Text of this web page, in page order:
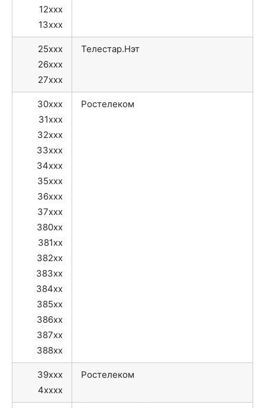
12xxx
13xxx
25xxx
26xxx
27xxx
Телестар.Нэт
30xxx
31xxx
32xxx
33xxx
34xxx
35xxx
36xxx
37xxx
380xx
381xx
382xx
383xx
384xx
385xx
386xx
387xx
388xx
Ростелеком
39xxx
4xxxx
Ростелеком